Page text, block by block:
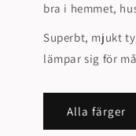
bra i hemmet,
Superbt, mjukt
lämpar sig för
Alla färger